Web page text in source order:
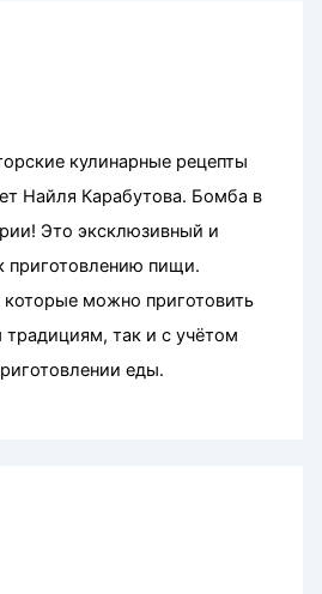
кулинарные рецепты
Найля Карабутова. Бомба в
Это эксклюзивный и
приготовлению пищи.
можно приготовить
традициям, так и с учётом
еды.